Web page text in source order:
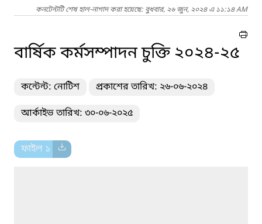
কনটেন্টটি শেষ হাল-নাগাদ করা হয়েছে: বুধবার, ২৬ জুন, ২০২৪ এ ১১:১৪ AM
বার্ষিক কর্মসম্পাদন চুক্তি ২০২৪-২৫
কন্টেন্ট: নোটিশ প্রকাশের তারিখ: ২৬-০৬-২০২৪
আর্কাইভ তারিখ: ৩০-০৬-২০২৫
ফাইল ১